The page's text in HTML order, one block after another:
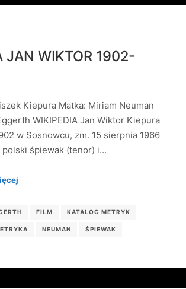
JAN WIKTOR 1902-
Kiepura Matka: Miriam Neuman
WIKIPEDIA Jan Wiktor Kiepura
w Sosnowcu, zm. 15 sierpnia 1966
polski śpiewak (tenor) i…
FILM KATALOG METRYK
NEUMAN ŚPIEWAK